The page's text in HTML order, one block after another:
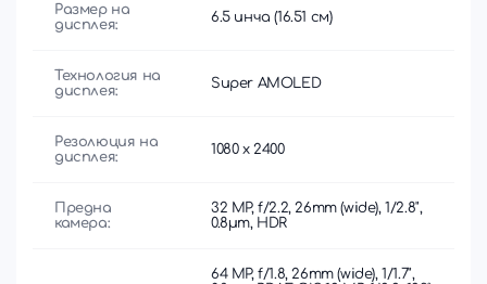
Размер на
дисплея:
6.5 инча (16.51 см)
Технология на
дисплея:
Super AMOLED
Резолюция на
дисплея:
1080 x 2400
Предна
камера:
32 MP, f/2.2, 26mm (wide), 1/2.8",
0.8µm, HDR
64 MP, f/1.8, 26mm (wide), 1/1.7",